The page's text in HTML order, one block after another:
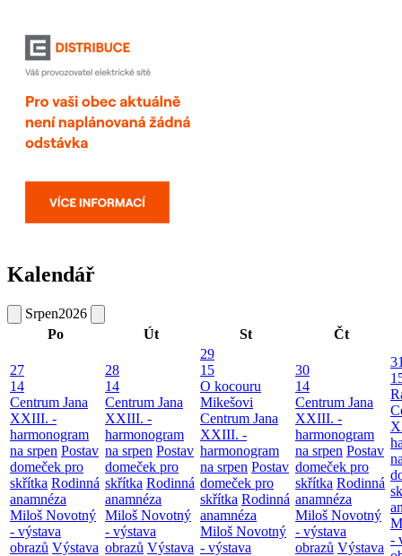
Kalendář
Srpen2026
Po
Út St Čt
27
14
Centrum Jana
XXIII. -
harmonogram
na srpen Postav
domeček pro
skřítka Rodinná
anamnéza
Miloš Novotný
- výstava
obrazů Výstava
28
14
Centrum Jana
XXIII. -
harmonogram
na srpen Postav
domeček pro
skřítka Rodinná
anamnéza
Miloš Novotný
- výstava
obrazů Výstava
29
15
O kocouru
Mikešovi
Centrum Jana
XXIII. -
harmonogram
na srpen Postav
domeček pro
skřítka Rodinná
anamnéza
Miloš Novotný
- výstava
30
14
Centrum Jana
XXIII. -
harmonogram
na srpen Postav
domeček pro
skřítka Rodinná
anamnéza
Miloš Novotný
- výstava
obrazů Výstava
-